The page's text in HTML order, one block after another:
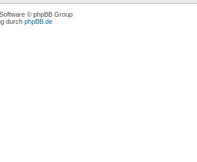
© phpBB Group
durch phpBB.de